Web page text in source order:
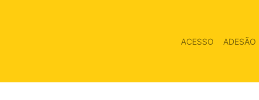
ACESSO ADESÃO